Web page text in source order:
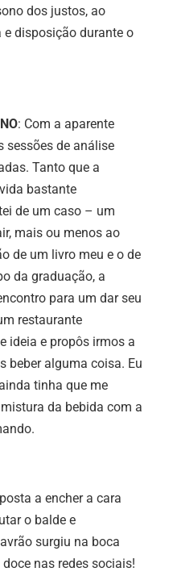
dos justos, ao
disposição durante o
: Com a aparente
sessões de análise
Tanto que a
bastante
de um caso – um
mais ou menos ao
de um livro meu e o de
da graduação, a
para um dar seu
restaurante
ideia e propôs irmos a
beber alguma coisa. Eu
tinha que me
da bebida com a
a encher a cara
o balde e
surgiu na boca
nas redes sociais!